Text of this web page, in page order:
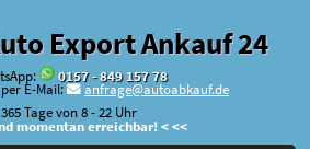
Export Ankauf 24
0157 - 849 157 78
E-Mail:
anfrage@autoabkauf.de
Tage von 8 - 22 Uhr
momentan erreichbar! < <<